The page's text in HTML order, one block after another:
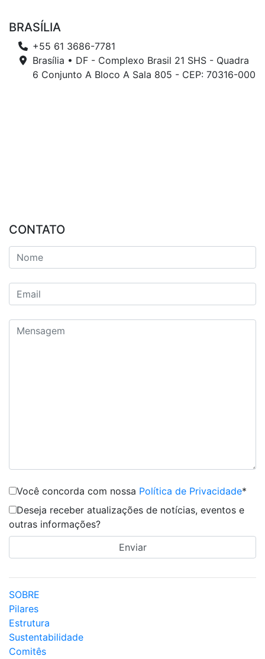
BRASÍLIA
+55 61 3686-7781
Brasília • DF - Complexo Brasil 21 SHS - Quadra
6 Conjunto A Bloco A Sala 805 - CEP: 70316-000
CONTATO
Você concorda com nossa Política de Privacidade*
Deseja receber atualizações de notícias, eventos e
outras informações?
SOBRE
Pilares
Estrutura
Sustentabilidade
Comitês